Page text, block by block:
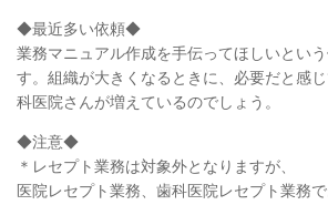
◆最近多い依頼◆
業務マニュアル作成を手伝ってほしいとい
す。組織が大きくなるときに、必要だと感
科医院さんが増えているのでしょう。
◆注意◆
＊レセプト業務は対象外となりますが、
医院レセプト業務、歯科医院レセプト業務で